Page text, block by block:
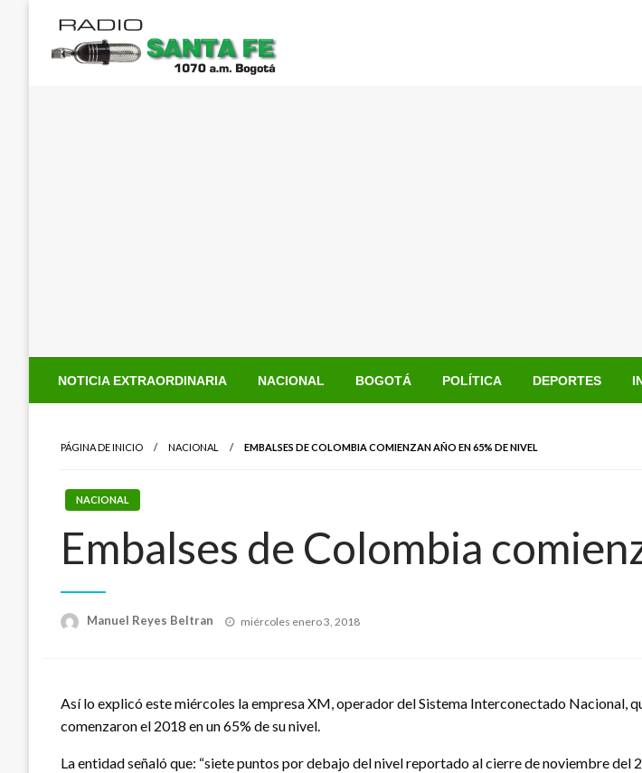
contenido
NOTICIA EXTRAORDINARIA NACIONAL BOGOTÁ POLÍTICA DEPORTES
PÁGINA DE INICIO NACIONAL EMBALSES DE COLOMBIA COMIENZAN AÑO EN 65% DE NIVEL
NACIONAL
Embalses de Colombia
Manuel Reyes Beltran
Publicado
miércoles enero 3, 2018
Así lo explicó este miércoles la empresa XM, operador del Sistema Interconectado Nacional,
comenzaron el 2018 en un 65% de su nivel.
La entidad señaló que: “siete puntos por debajo del nivel reportado al cierre de noviembre